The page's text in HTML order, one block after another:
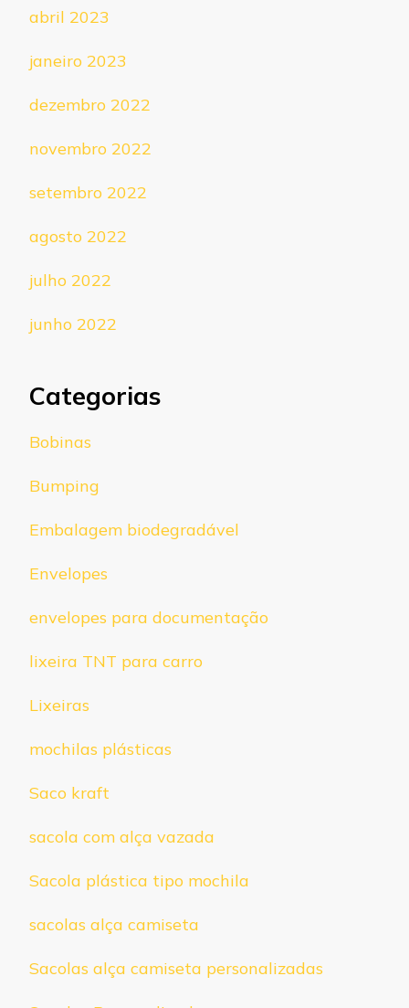
abril 2023
janeiro 2023
dezembro 2022
novembro 2022
setembro 2022
agosto 2022
julho 2022
junho 2022
Categorias
Bobinas
Bumping
Embalagem biodegradável
Envelopes
envelopes para documentação
lixeira TNT para carro
Lixeiras
mochilas plásticas
Saco kraft
sacola com alça vazada
Sacola plástica tipo mochila
sacolas alça camiseta
Sacolas alça camiseta personalizadas